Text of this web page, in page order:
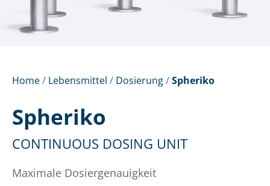
Home/ Lebensmittel / Dosierung/Spheriko
Spheriko
CONTINUOUS DOSING UNIT
Maximale Dosiergenauigkeit